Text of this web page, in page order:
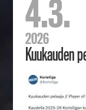
4.3.
2026
Kuukauden